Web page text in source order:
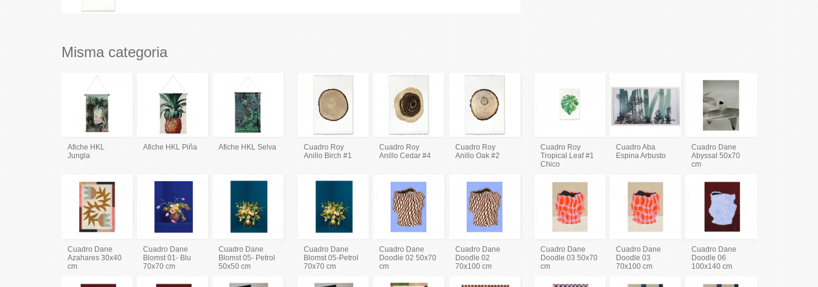
Misma categoria
Afiche HKL
Jungla
Afiche HKL Piña Afiche HKL Selva
Cuadro Roy
Anillo Birch #1
Cuadro Roy
Anillo Cedar #4
Cuadro Roy
Anillo Oak #2
Cuadro Roy
Tropical Leaf #1
Chico
Cuadro Aba
Espina Arbusto
Cuadro Dane
Abyssal 50x70
cm
Cuadro Dane
Azahares 30x40
cm
Cuadro Dane
Blomst 01- Blu
70x70 cm
Cuadro Dane
Blomst 05- Petrol
50x50 cm
Cuadro Dane
Blomst 05-Petrol
70x70 cm
Cuadro Dane
Doodle 02 50x70
cm
Cuadro Dane
Doodle 02
70x100 cm
Cuadro Dane
Doodle 03 50x70
cm
Cuadro Dane
Doodle 03
70x100 cm
Cuadro Dane
Doodle 06
100x140 cm